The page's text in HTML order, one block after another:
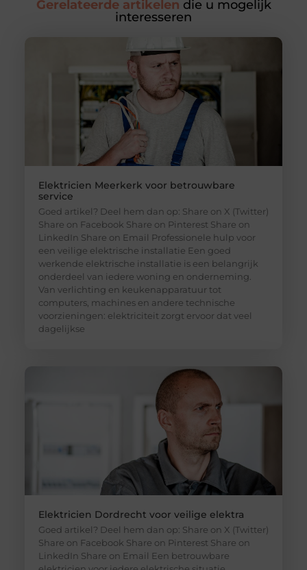
Gerelateerde artikelen die u mogelijk
interesseren
Elektricien Meerkerk voor betrouwbare
service
Goed artikel? Deel hem dan op: Share on X (Twitter)
Share on Facebook Share on Pinterest Share on
LinkedIn Share on Email Professionele hulp voor
een veilige elektrische installatie Een goed
werkende elektrische installatie is een belangrijk
onderdeel van iedere woning en onderneming.
Van verlichting en keukenapparatuur tot
computers, machines en andere technische
voorzieningen: elektriciteit zorgt ervoor dat veel
dagelijkse
Elektricien Dordrecht voor veilige elektra
Goed artikel? Deel hem dan op: Share on X (Twitter)
Share on Facebook Share on Pinterest Share on
LinkedIn Share on Email Een betrouwbare